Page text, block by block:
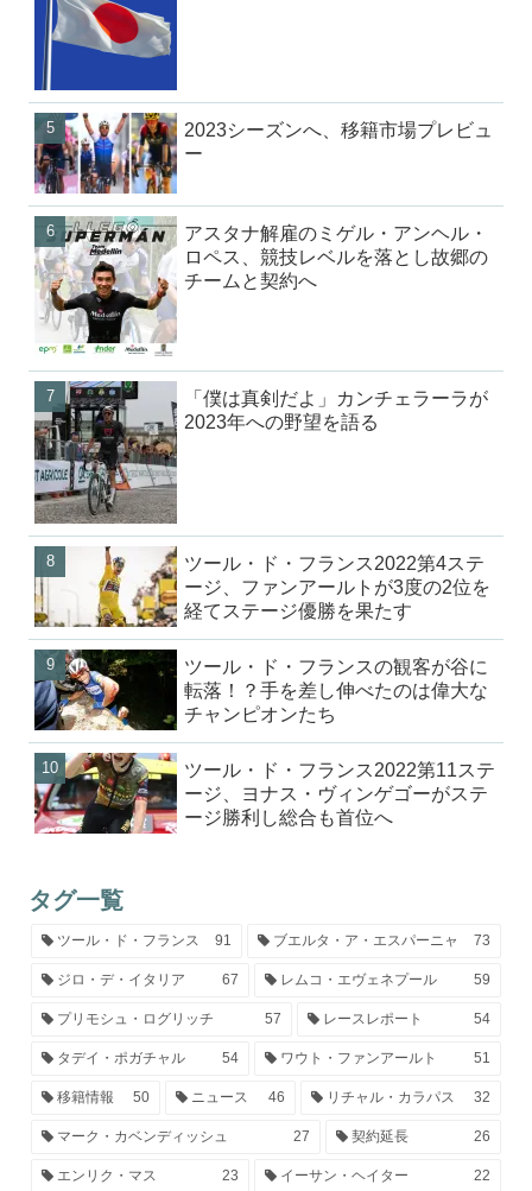
2023シーズンへ、移籍市場プレビュ
ー
アスタナ解雇のミゲル・アンヘル・
ロペス、競技レベルを落とし故郷の
チームと契約へ
「僕は真剣だよ」カンチェラーラが
2023年への野望を語る
ツール・ド・フランス2022第4ステ
ージ、ファンアールトが3度の2位を
経てステージ優勝を果たす
ツール・ド・フランスの観客が谷に
転落！？手を差し伸べたのは偉大な
チャンピオンたち
ツール・ド・フランス2022第11ステ
ージ、ヨナス・ヴィンゲゴーがステ
ージ勝利し総合も首位へ
タグ一覧
ツール・ド・フランス 91 ブエルタ・ア・エスパーニャ 73
ジロ・デ・イタリア 67 レムコ・エヴェネプール 59
プリモシュ・ログリッチ 57 レースレポート 54
タデイ・ポガチャル 54 ワウト・ファンアールト 51
移籍情報 50 ニュース 46 リチャル・カラパス 32
マーク・カベンディッシュ 27 契約延長 26
エンリク・マス 23 イーサン・ヘイター 22